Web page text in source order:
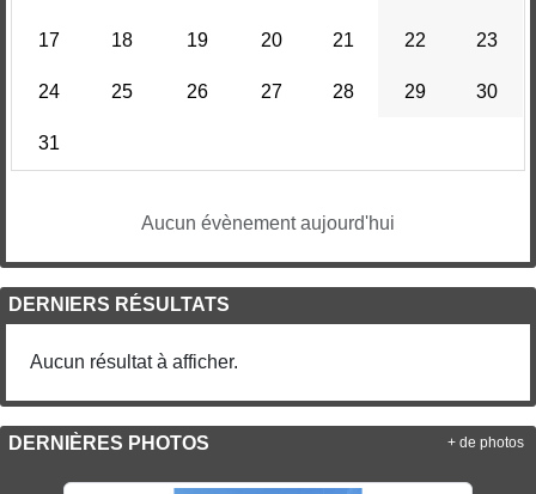
17 18 19 20 21 22 23
24 25 26 27 28 29 30
31
Aucun évènement aujourd'hui
DERNIERS RÉSULTATS
Aucun résultat à afficher.
DERNIÈRES PHOTOS + de photos